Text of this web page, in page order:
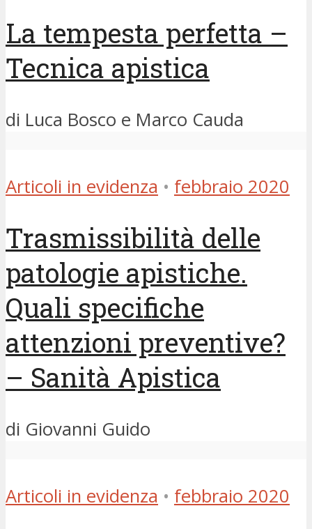
La tempesta perfetta –
Tecnica apistica
di Luca Bosco e Marco Cauda
Articoli in evidenza • febbraio 2020
Trasmissibilità delle
patologie apistiche.
Quali specifiche
attenzioni preventive?
– Sanità Apistica
di Giovanni Guido
Articoli in evidenza • febbraio 2020